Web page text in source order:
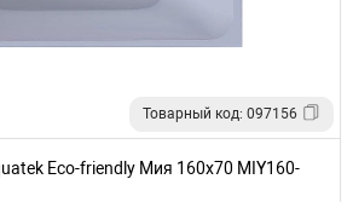
Товарный код: 097156
Eco-friendly Мия 160x70 MIY160-